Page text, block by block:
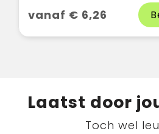
vanaf € 6,26
Laatst door
Toch wel